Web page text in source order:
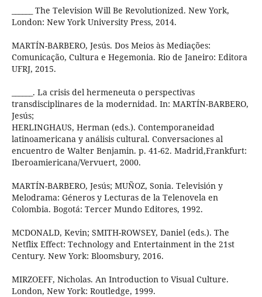
______ The Television Will Be Revolutionized. New York,
London: New York University Press, 2014.
MARTÍN-BARBERO, Jesús. Dos Meios às Mediações:
Comunicação, Cultura e Hegemonia. Rio de Janeiro: Editora
UFRJ, 2015.
______. La crisis del hermeneuta o perspectivas
transdisciplinares de la modernidad. In: MARTÍN-BARBERO,
Jesús;
HERLINGHAUS, Herman (eds.). Contemporaneidad
latinoamericana y análisis cultural. Conversaciones al
encuentro de Walter Benjamin. p. 41-62. Madrid,Frankfurt:
Iberoamiericana/Vervuert, 2000.
MARTÍN-BARBERO, Jesús; MUÑOZ, Sonia. Televisión y
Melodrama: Géneros y Lecturas de la Telenovela en
Colombia. Bogotá: Tercer Mundo Editores, 1992.
MCDONALD, Kevin; SMITH-ROWSEY, Daniel (eds.). The
Netflix Effect: Technology and Entertainment in the 21st
Century. New York: Bloomsbury, 2016.
MIRZOEFF, Nicholas. An Introduction to Visual Culture.
London, New York: Routledge, 1999.